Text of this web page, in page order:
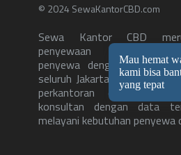
© 2024 SewaKantorCBD.com
Sewa Kantor CBD
penyewaan kantor yang
penyewa dengan ruang
seluruh Jakarta. Dengan lebih
perkantoran di database,
konsultan dengan data
melayani kebutuhan penyewa